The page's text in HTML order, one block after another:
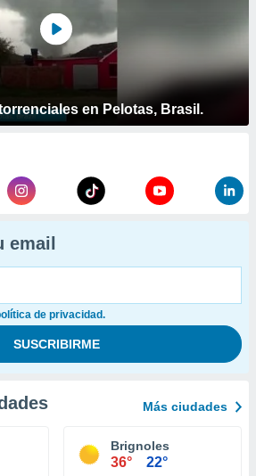
en Pelotas, Brasil.
email
de privacidad.
Más ciudades
Brignoles
36° 22°